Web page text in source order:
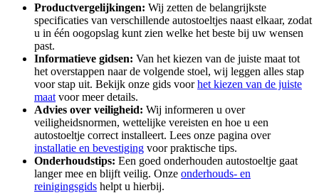
Productvergelijkingen: Wij zetten de belangrijkste
specificaties van verschillende autostoeltjes naast elkaar, zodat
u in één oogopslag kunt zien welke het beste bij uw wensen
past.
Informatieve gidsen: Van het kiezen van de juiste maat tot
het overstappen naar de volgende stoel, wij leggen alles stap
voor stap uit. Bekijk onze gids voorhet kiezen van de juiste
maat voor meer details.
Advies over veiligheid: Wij informeren u over
veiligheidsnormen, wettelijke vereisten en hoe u een
autostoeltje correct installeert. Lees onze pagina over
installatie en bevestiging voor praktische tips.
Onderhoudstips: Een goed onderhouden autostoeltje gaat
langer mee en blijft veilig. Onze onderhouds- en
reinigingsgids helpt u hierbij.